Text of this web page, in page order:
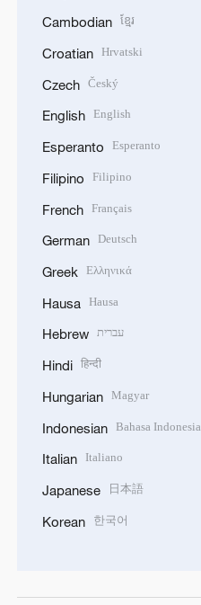
Cambodian ខ្មែរ
Croatian Hrvatski
Czech Český
English English
Esperanto Esperanto
Filipino Filipino
French Français
German Deutsch
Greek Ελληνικά
Hausa Hausa
Hebrew עברית
Hindi हिन्दी
Hungarian Magyar
Indonesian Bahasa Indonesia
Italian Italiano
Japanese 日本語
Korean 한국어